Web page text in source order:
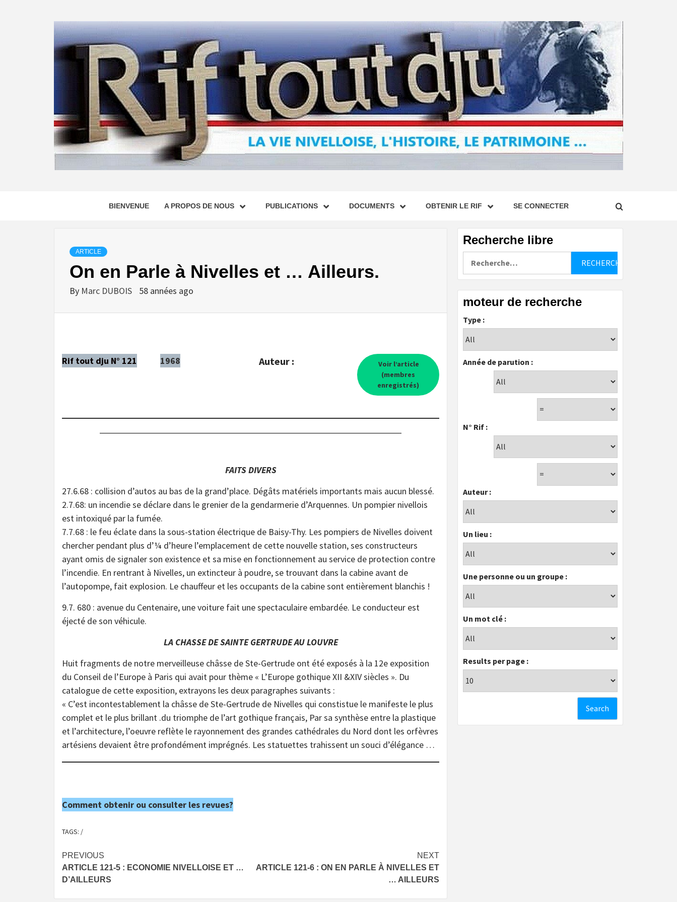
BIENVENUE A PROPOS DE NOUS PUBLICATIONS DOCUMENTS OBTENIR LE RIF SE CONNECTER
ARTICLE
On en Parle à Nivelles et … Ailleurs.
By Marc DUBOIS 58 années ago
Rif tout dju N° 121 1968 Auteur :
Voir l’article
(membres
enregistrés)
FAITS DIVERS
27.6.68 : collision d’autos au bas de la grand’place. Dégâts matériels importants mais aucun blessé.
2.7.68: un incendie se déclare dans le grenier de la gendarmerie d’Arquennes. Un pompier nivellois
est intoxiqué par la fumée.
7.7.68 : le feu éclate dans la sous-station électrique de Baisy-Thy. Les pompiers de Nivelles doivent
chercher pendant plus d’¼ d’heure l’emplacement de cette nouvelle station, ses constructeurs
ayant omis de signaler son existence et sa mise en fonctionnement au service de protection contre
l’incendie. En rentrant à Nivelles, un extincteur à poudre, se trouvant dans la cabine avant de
l’autopompe, fait explosion. Le chauffeur et les occupants de la cabine sont entièrement blanchis !
9.7. 680 : avenue du Centenaire, une voiture fait une spectaculaire embardée. Le conducteur est
éjecté de son véhicule.
LA CHASSE DE SAINTE GERTRUDE AU LOUVRE
Huit fragments de notre merveilleuse châsse de Ste-Gertrude ont été exposés à la 12e exposition
du Conseil de l’Europe à Paris qui avait pour thème « L’Europe gothique XII &XIV siècles ». Du
catalogue de cette exposition, extrayons les deux paragraphes suivants :
« C’est incontestablement la châsse de Ste-Gertrude de Nivelles qui constistue le manifeste le plus
complet et le plus brillant .du triomphe de l’art gothique français, Par sa synthèse entre la plastique
et l’architecture, l’oeuvre reflète le rayonnement des grandes cathédrales du Nord dont les orfèvres
artésiens devaient être profondément imprégnés. Les statuettes trahissent un souci d’élégance …
Comment obtenir ou consulter les revues?
TAGS: /
Post
navigation
PREVIOUS
ARTICLE 121-5 : ECONOMIE NIVELLOISE ET …
D’AILLEURS
NEXT
ARTICLE 121-6 : ON EN PARLE À NIVELLES ET
… AILLEURS
Recherche libre
moteur de recherche
Type :
Année de parution :
N° Rif :
Auteur :
Un lieu :
Une personne ou un groupe :
Un mot clé :
Results per page :